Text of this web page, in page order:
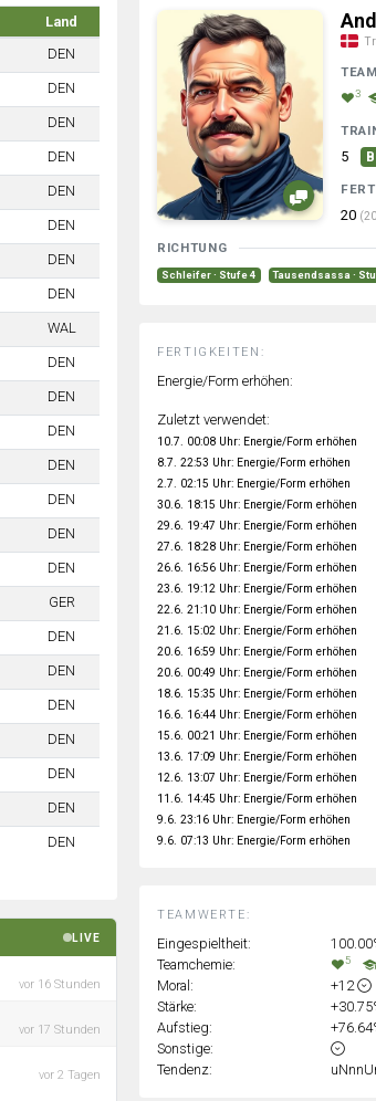
Land
DEN
DEN
DEN
DEN
DEN
DEN
DEN
DEN
WAL
DEN
DEN
DEN
DEN
DEN
DEN
DEN
GER
DEN
DEN
DEN
DEN
DEN
DEN
DEN
LIVE
vor 16 Stunden
vor 17 Stunden
vor 2 Tagen
TEAMWERTE:
Eingespieltheit:
Teamchemie:
5
Moral:
+12
Stärke:
Aufstieg:
Sonstige:
Tendenz:
3
5
20
RICHTUNG
Schleifer · Stufe 4 Tausendsassa ·
FERTIGKEITEN:
Energie/Form erhöhen:
Zuletzt verwendet:
10.7. 00:08 Uhr: Energie/Form erhöhen
8.7. 22:53 Uhr: Energie/Form erhöhen
2.7. 02:15 Uhr: Energie/Form erhöhen
30.6. 18:15 Uhr: Energie/Form erhöhen
29.6. 19:47 Uhr: Energie/Form erhöhen
27.6. 18:28 Uhr: Energie/Form erhöhen
26.6. 16:56 Uhr: Energie/Form erhöhen
23.6. 19:12 Uhr: Energie/Form erhöhen
22.6. 21:10 Uhr: Energie/Form erhöhen
21.6. 15:02 Uhr: Energie/Form erhöhen
20.6. 16:59 Uhr: Energie/Form erhöhen
20.6. 00:49 Uhr: Energie/Form erhöhen
18.6. 15:35 Uhr: Energie/Form erhöhen
16.6. 16:44 Uhr: Energie/Form erhöhen
15.6. 00:21 Uhr: Energie/Form erhöhen
13.6. 17:09 Uhr: Energie/Form erhöhen
12.6. 13:07 Uhr: Energie/Form erhöhen
11.6. 14:45 Uhr: Energie/Form erhöhen
9.6. 23:16 Uhr: Energie/Form erhöhen
9.6. 07:13 Uhr: Energie/Form erhöhen